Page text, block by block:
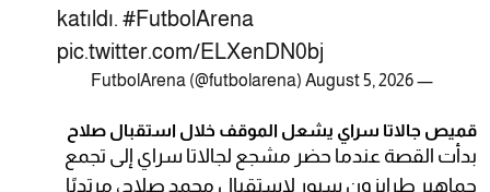
katıldı. #FutbolArena
pic.twitter.com/ELXenDN0bj
— FutbolArena (@futbolarena)
August 5, 2026
قميص جالاتا سراي يشعل الموقف خلال استقبال صلاح
بدأت القصة عندما حضر مشجع لجالاتا سراي إلى تجمع
جماهير طرابزون سبور لاستقبال محمد صلاح، مرتديًا